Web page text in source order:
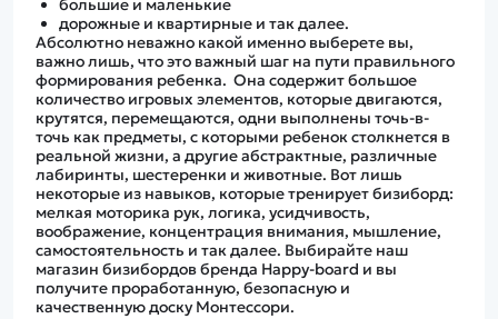
большие и маленькие
дорожные и квартирные и так далее.
Абсолютно неважно какой именно выберете вы,
важно лишь, что это важный шаг на пути правильного
формирования ребенка. Она содержит большое
количество игровых элементов, которые двигаются,
крутятся, перемещаются, одни выполнены точь-в-
точь как предметы, с которыми ребенок столкнется в
реальной жизни, а другие абстрактные, различные
лабиринты, шестеренки и животные. Вот лишь
некоторые из навыков, которые тренирует бизиборд:
мелкая моторика рук, логика, усидчивость,
воображение, концентрация внимания, мышление,
самостоятельность и так далее. Выбирайте наш
магазин бизибордов бренда Happy-board и вы
получите проработанную, безопасную и
качественную доску Монтессори.